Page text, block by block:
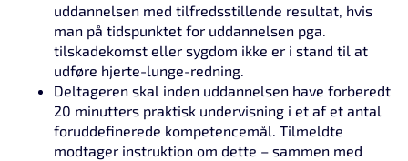
uddannelsen med tilfredsstillende resultat, hvis
man på tidspunktet for uddannelsen pga.
tilskadekomst eller sygdom ikke er i stand til at
udføre hjerte-lunge-redning.
Deltageren skal inden uddannelsen have forberedt
20 minutters praktisk undervisning i et af et antal
foruddefinerede kompetencemål. Tilmeldte
modtager instruktion om dette – sammen med